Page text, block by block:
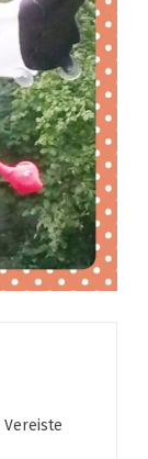
Vereiste